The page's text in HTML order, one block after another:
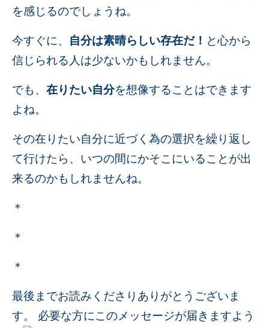
を感じるのでしょうね。
今すぐに、 自分は素晴らしい存在だ！ と心から
信じられる人は少ないかもしれません。
でも、 在りたい自分を想像することはできます
よね。
その在りたい自分に近づく為の選択を繰り返し
て行けたら、いつの間にかそこにいることが出
来るのかもしれませんね。
＊
＊
＊
最後までお読みくださりありがとうございま
す。 必要な方にこのメッセージが届きますよう